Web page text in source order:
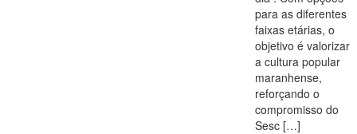
para as diferentes
faixas etárias, o
objetivo é valorizar
a cultura popular
maranhense,
reforçando o
compromisso do
Sesc […]